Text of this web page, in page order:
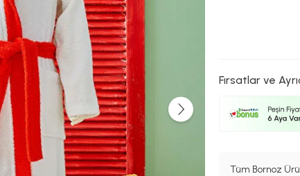
Fırsatlar ve
Tüm Bornoz